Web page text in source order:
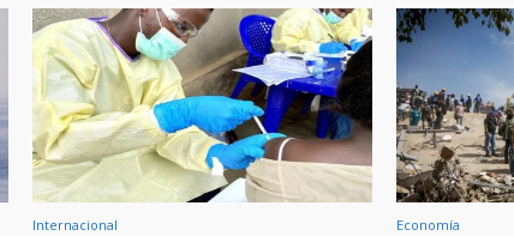
Internacional Economía